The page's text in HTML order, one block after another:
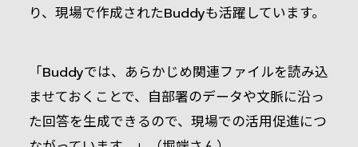
り、現場で作成されたBuddyも活躍しています。
「Buddyでは、あらかじめ関連ファイルを読み込
ませておくことで、自部署のデータや文脈に沿っ
た回答を生成できるので、現場での活用促進につ